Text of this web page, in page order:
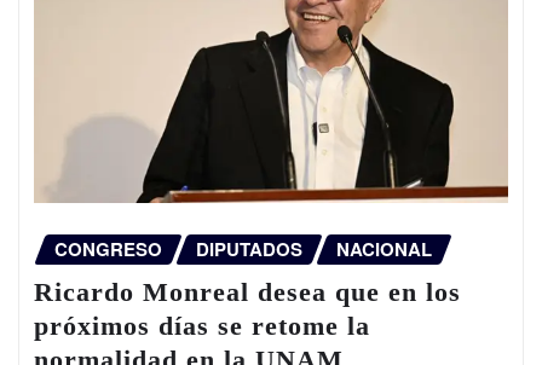
CONGRESO DIPUTADOS NACIONAL
Ricardo Monreal desea que en los
próximos días se retome la